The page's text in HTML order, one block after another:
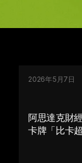
2026年5月7日
阿思達克財
卡牌「比卡